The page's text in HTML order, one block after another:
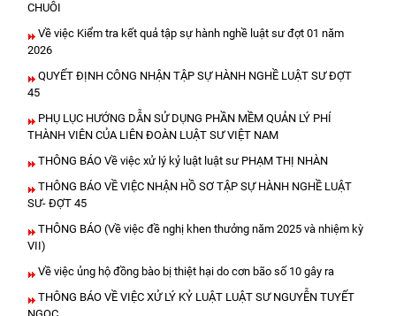
CHUỖI
Về việc Kiểm tra kết quả tập sự hành nghề luật sư đợt 01 năm
2026
QUYẾT ĐỊNH CÔNG NHẬN TẬP SỰ HÀNH NGHỀ LUẬT SƯ ĐỢT
45
PHỤ LỤC HƯỚNG DẪN SỬ DỤNG PHẦN MỀM QUẢN LÝ PHÍ
THÀNH VIÊN CỦA LIÊN ĐOÀN LUẬT SƯ VIỆT NAM
THÔNG BÁO Về việc xử lý kỷ luật luật sư PHẠM THỊ NHÀN
THÔNG BÁO VỀ VIỆC NHẬN HỒ SƠ TẬP SỰ HÀNH NGHỀ LUẬT
SƯ- ĐỢT 45
THÔNG BÁO (Về việc đề nghị khen thưởng năm 2025 và nhiệm kỳ
VII)
Về việc ủng hộ đồng bào bị thiệt hại do cơn bão số 10 gây ra
THÔNG BÁO VỀ VIỆC XỬ LÝ KỶ LUẬT LUẬT SƯ NGUYỄN TUYẾT